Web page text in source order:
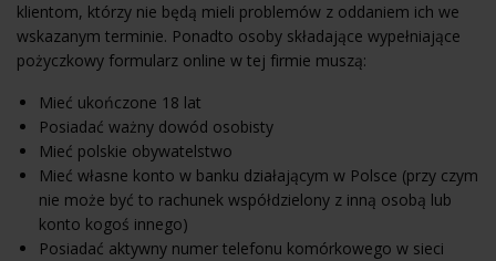
klientom, którzy nie będą mieli problemów z oddaniem ich we
wskazanym terminie. Ponadto osoby składające wypełniające
pożyczkowy formularz online w tej firmie muszą:
Mieć ukończone 18 lat
Posiadać ważny dowód osobisty
Mieć polskie obywatelstwo
Mieć własne konto w banku działającym w Polsce (przy czym
nie może być to rachunek współdzielony z inną osobą lub
konto kogoś innego)
Posiadać aktywny numer telefonu komórkowego w sieci